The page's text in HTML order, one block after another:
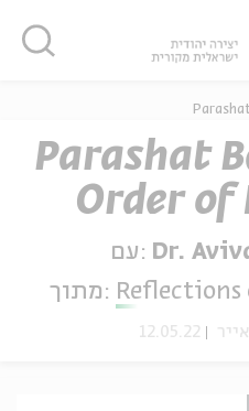
Parashat
Order
עם: Dr.
מתוך:
12.05.22